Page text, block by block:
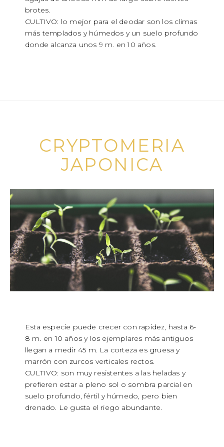
brotes.
CULTIVO: lo mejor para el deodar son los climas
más templados y húmedos y un suelo profundo
donde alcanza unos 9 m. en 10 años.
CRYPTOMERIA
JAPONICA
Esta especie puede crecer con rapidez, hasta 6-
8 m. en 10 años y los ejemplares más antiguos
llegan a medir 45 m. La corteza es gruesa y
marrón con zurcos verticales rectos.
CULTIVO: son muy resistentes a las heladas y
prefieren estar a pleno sol o sombra parcial en
suelo profundo, fértil y húmedo, pero bien
drenado. Le gusta el riego abundante.